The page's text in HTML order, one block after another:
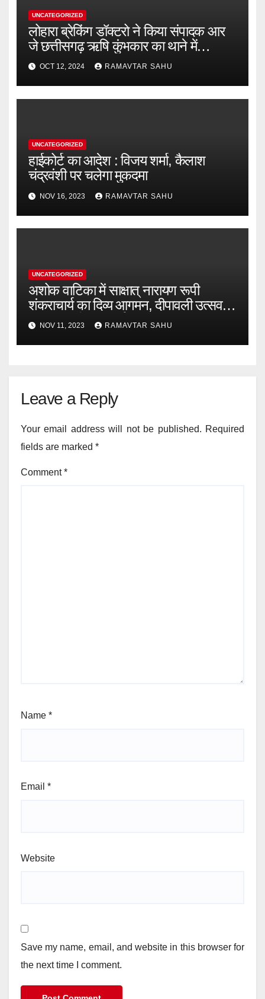
UNCATEGORIZED
लोहारा ब्रेकिंग डॉक्टरो ने किया संपादक आर
जे छत्तीसगढ़ ऋषि कुंभकार का थाने में
शिकायत
OCT 12, 2024 RAMAVTAR SAHU
UNCATEGORIZED
हाईकोर्ट का आदेश : विजय शर्मा, कैलाश
चंद्रवंशी पर चलेगा मुकदमा
NOV 16, 2023 RAMAVTAR SAHU
UNCATEGORIZED
अशोक वाटिका में साक्षात् नारायण रूपी
शंकराचार्य का दिव्य आगमन, दीपावली उत्सव में
भक्ति मय रहेगा कवर्धा
NOV 11, 2023 RAMAVTAR SAHU
Leave a Reply
Your email address will not be published. Required
fields are marked *
Comment*
Name *
Email *
Website
Save my name, email, and website in this browser for
the next time I comment.